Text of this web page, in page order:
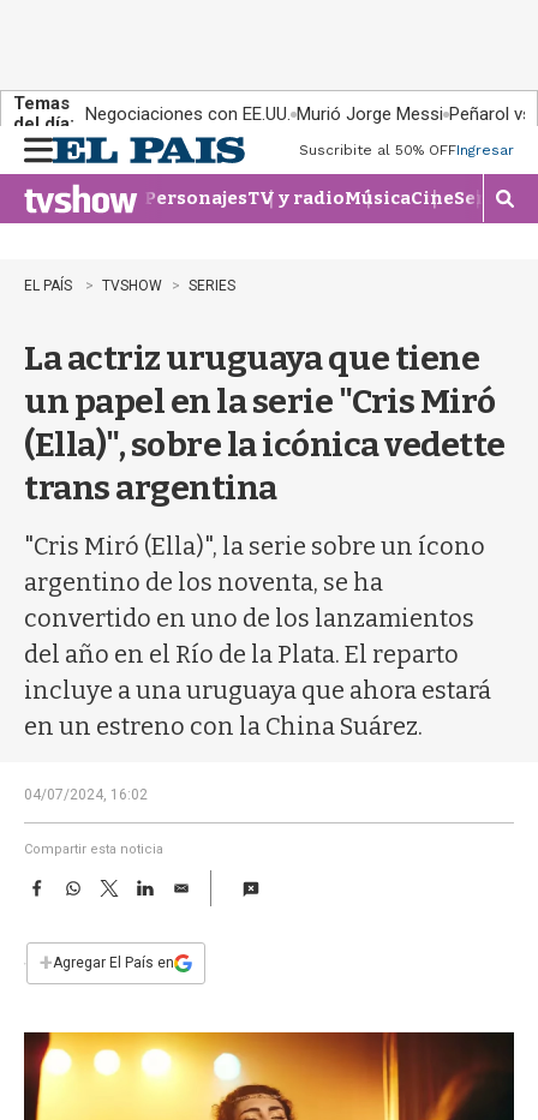
Temas
del día: Negociaciones con EE.UU. Murió Jorge Messi Peñarol
n
u
Suscribite al 50% OFFIngresar
PersonajesTV y radioMúsicaCineSeries
M
o
q
EL PAÍS TVSHOW SERIES
La actriz uruguaya que tiene
un papel en la serie "Cris Miró
(Ella)", sobre la icónica vedette
trans argentina
"Cris Miró (Ella)", la serie sobre un ícono
argentino de los noventa, se ha
convertido en uno de los lanzamientos
del año en el Río de la Plata. El reparto
incluye a una uruguaya que ahora estará
en un estreno con la China Suárez.
04/07/2024, 16:02
Compartir esta noticia
F
e
b
k
W
s
p
T
w
t
L
n
E
i
l
+Agregar El País en